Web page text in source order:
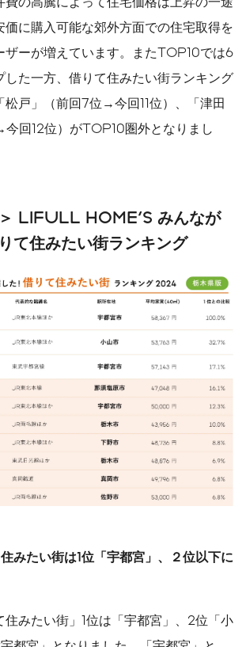
価に購入可能な郊外方面での住宅取得を
ザーが増えています。またTOP10では6
した一方、借りて住みたい街ランキング
松戸」（前回7位→今回11位）、「津田
回12位）がTOP10圏外となりまし
＞ LIFULL HOME'S みんなが
て住みたい街ランキング
みたい街は1位「宇都宮」、２位以下に
住みたい街」1位は「宇都宮」、2位「小